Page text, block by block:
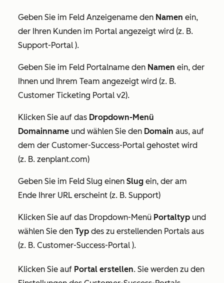
Geben Sie im Feld Anzeigename den Namen ein,
der Ihren Kunden im Portal angezeigt wird (z. B.
Support-Portal ).
Geben Sie im Feld Portalname den Namen ein, der
Ihnen und Ihrem Team angezeigt wird (z. B.
Customer Ticketing Portal v2).
Klicken Sie auf das Dropdown-Menü
Domainname und wählen Sie den Domain aus, auf
dem der Customer-Success-Portal gehostet wird
(z. B. zenplant.com)
Geben Sie im Feld Slug einen Slug ein, der am
Ende Ihrer URL erscheint (z. B. Support)
Klicken Sie auf das Dropdown-Menü Portaltyp und
wählen Sie den Typ des zu erstellenden Portals aus
(z. B. Customer-Success-Portal ).
Klicken Sie auf Portal erstellen. Sie werden zu den